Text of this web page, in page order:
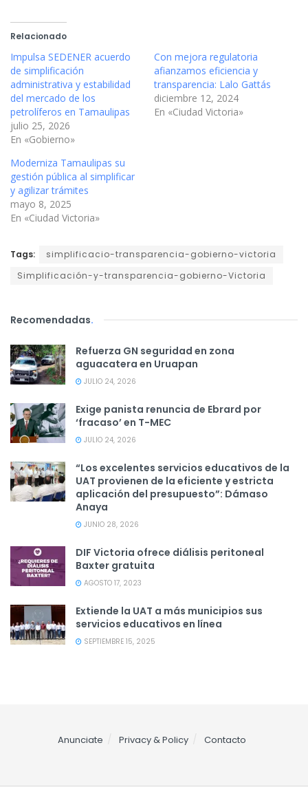
Relacionado
Impulsa SEDENER acuerdo
de simplificación
administrativa y estabilidad
del mercado de los
petrolíferos en Tamaulipas
julio 25, 2026
En «Gobierno»
Con mejora regulatoria
afianzamos eficiencia y
transparencia: Lalo Gattás
diciembre 12, 2024
En «Ciudad Victoria»
Moderniza Tamaulipas su
gestión pública al simplificar
y agilizar trámites
mayo 8, 2025
En «Ciudad Victoria»
Tags:
simplificacio-transparencia-gobierno-victoria
Simplificación-y-transparencia-gobierno-Victoria
Recomendadas.
Refuerza GN seguridad en zona
aguacatera en Uruapan
JULIO 24, 2026
Exige panista renuncia de Ebrard por
‘fracaso’ en T-MEC
JULIO 24, 2026
“Los excelentes servicios educativos de la
UAT provienen de la eficiente y estricta
aplicación del presupuesto”: Dámaso
Anaya
JUNIO 28, 2026
DIF Victoria ofrece diálisis peritoneal
Baxter gratuita
AGOSTO 17, 2023
Extiende la UAT a más municipios sus
servicios educativos en línea
SEPTIEMBRE 15, 2025
Anunciate Privacy & Policy Contacto